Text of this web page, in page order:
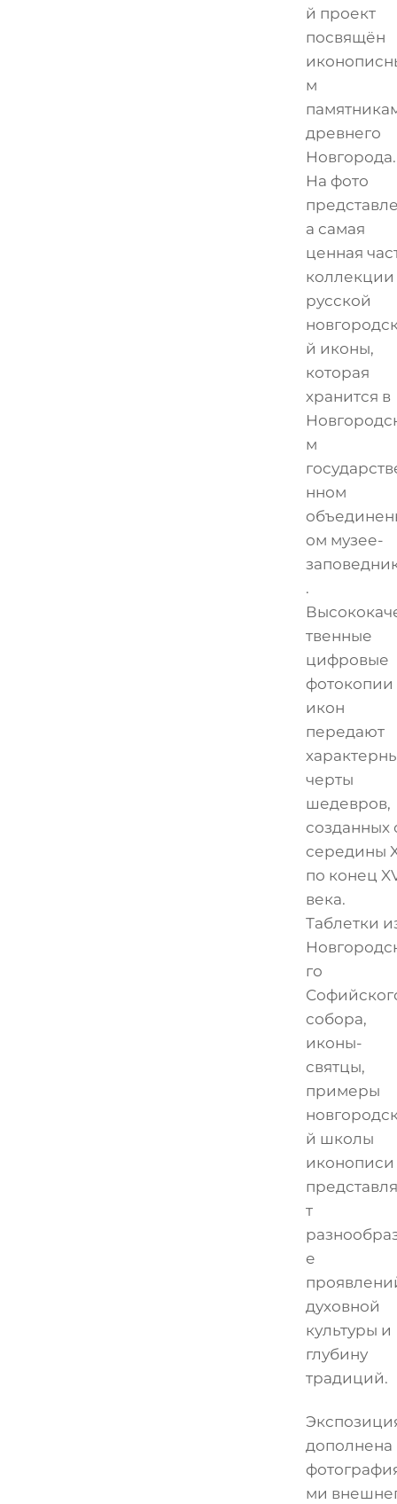
й проект
посвящён
м
древнего
Новгорода.
На фото
а самая
ценная
коллекции
русской
й иконы,
которая
хранится в
м
нном
ом музее-
.
твенные
цифровые
фотокопии
икон
передают
черты
шедевров,
созданных
середины
по конец
века.
Таблетки
го
собора,
иконы-
святцы,
примеры
й школы
иконописи
т
е
духовной
культуры и
глубину
традиций.
дополнена
ми